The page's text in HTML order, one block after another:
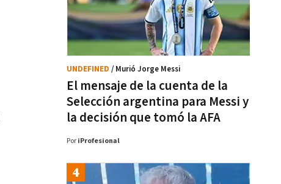
El mensaje de la cuenta de la
Selección argentina para Messi y
la decisión que tomó la AFA
UNDEFINED / Murió Jorge Messi
Por iProfesional